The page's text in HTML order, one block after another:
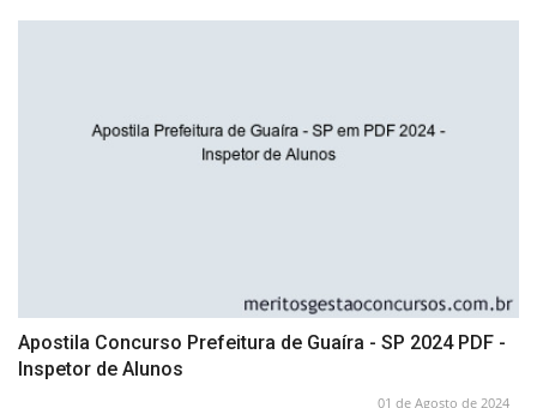
Apostila Concurso Prefeitura de Guaíra - SP 2024 PDF -
Inspetor de Alunos
01 de Agosto de 2024